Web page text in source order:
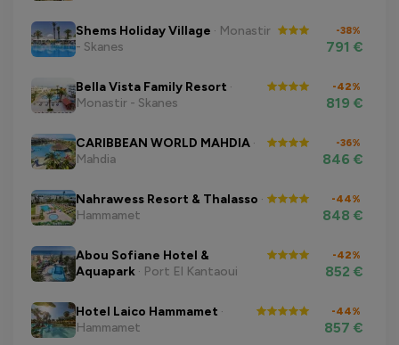
Shems Holiday Village · Monastir
- Skanes
-38%
791 €
Bella Vista Family Resort ·
Monastir - Skanes
-42%
819 €
CARIBBEAN WORLD MAHDIA ·
Mahdia
-36%
846 €
Nahrawess Resort & Thalasso ·
Hammamet
-44%
848 €
Abou Sofiane Hotel &
Aquapark · Port El Kantaoui
-42%
852 €
Hotel Laico Hammamet ·
Hammamet
-44%
857 €